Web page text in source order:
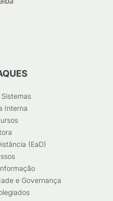
Interna
(EaD)
e Governança